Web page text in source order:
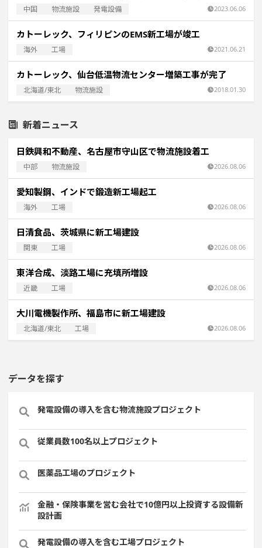
中国 物流施設 発電設備 2023.06.06
カトーレック、フィリピンのEMS新工場が竣工
海外 工場 2021.06.21
カトーレック、仙台低温物流センター増築工事が完了
北海道/東北 物流施設 2018.01.30
新着ニュース
日鉄興和不動産、名古屋市守山区で物流施設着工
中部 物流施設 2026.08.06
愛知製鋼、インドで鍛造新工場起工
海外 工場 2026.08.06
日清食品、茨城県に新工場建設
関東 工場 2026.08.06
東洋合成、淡路工場に充填所増設
近畿 工場 2026.08.06
大川電機製作所、福島市に新工場建設
北海道/東北 工場 2026.08.06
データを探す
発電設備の導入を含む物流施設プロジェクト
従業員数100名以上プロジェクト
医薬品工場のプロジェクト
金融・保険事業を営む会社で10億円以上投資する設備新
設計画
発電設備の導入を含む工場プロジェクト